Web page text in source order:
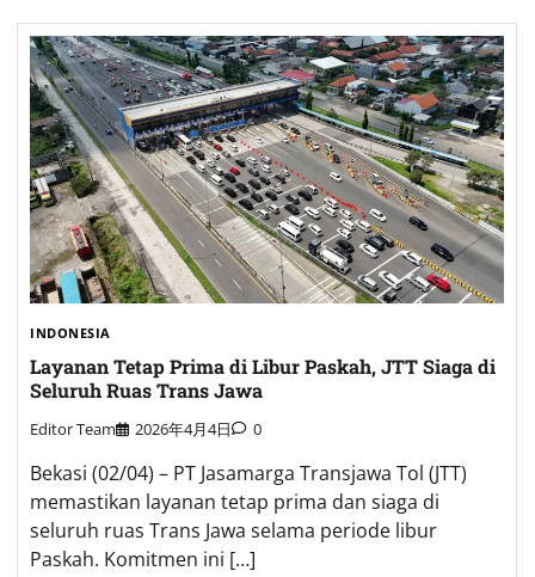
INDONESIA
Layanan Tetap Prima di Libur Paskah, JTT Siaga di
Seluruh Ruas Trans Jawa
Editor Team 2026年4月4日 0
Bekasi (02/04) – PT Jasamarga Transjawa Tol (JTT)
memastikan layanan tetap prima dan siaga di
seluruh ruas Trans Jawa selama periode libur
Paskah. Komitmen ini […]